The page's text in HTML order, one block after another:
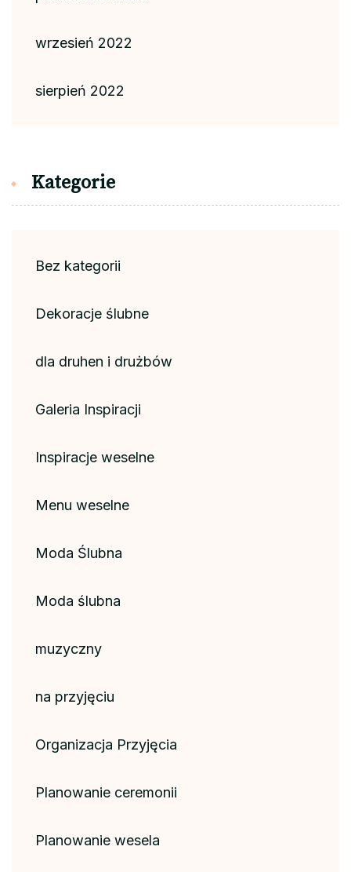
wrzesień 2022
sierpień 2022
Kategorie
Bez kategorii
Dekoracje ślubne
dla druhen i drużbów
Galeria Inspiracji
Inspiracje weselne
Menu weselne
Moda Ślubna
Moda ślubna
muzyczny
na przyjęciu
Organizacja Przyjęcia
Planowanie ceremonii
Planowanie wesela